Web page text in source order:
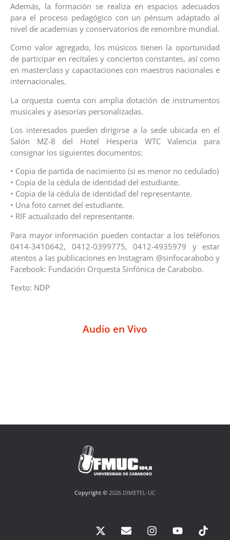
Además, la formación se realiza en espacios adecuados
para el proceso pedagógico con un pénsum adaptado al
nivel de academias y conservatorios de renombre mundial.
Como valor agregado, los músicos tienen la oportunidad
de participar en recitales y conciertos constantes, así como
en masterclass y capacitaciones con maestros nacionales e
internacionales.
La orquesta cuenta con amplia dotación de instrumentos
musicales y asesorías personalizadas.
Los interesados pueden dirigirse a la sede ubicada en el
Salón MZ-8 del Hotel Hesperia WTC Valencia para
consignar los siguientes documentos:
• Copia de partida de nacimiento (si es menor no cedulado)
• Copia de la cédula de identidad del estudiante.
• Copia de la cédula de identidad del representante.
• Una foto carnet del estudiante.
• RIF actualizado del representante.
Para mayor información pueden contactar a los teléfonos
0414-3410642, 0412-0399775, 0412-4935979 y estar
atentos a las publicaciones en Instagram @sinfocarabobo y
Facebook: Fundación Orquesta Sinfónica de Carabobo.
Texto: NDP
Audio en Vivo
Copyright © 2026 DIMETEL-UC